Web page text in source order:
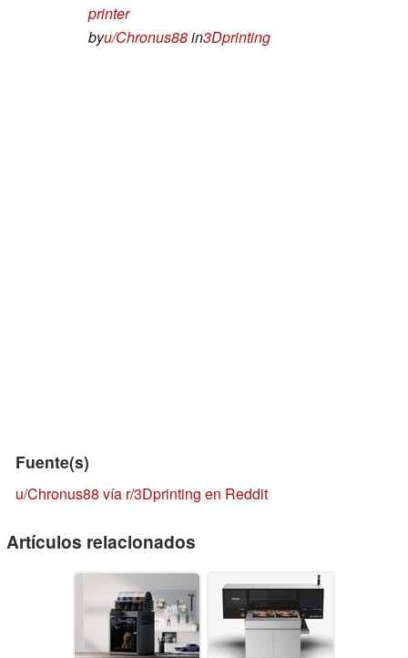
printer
byu/Chronus88in3Dprinting
Fuente(s)
u/Chronus88 vía r/3Dprinting en Reddit
Artículos relacionados